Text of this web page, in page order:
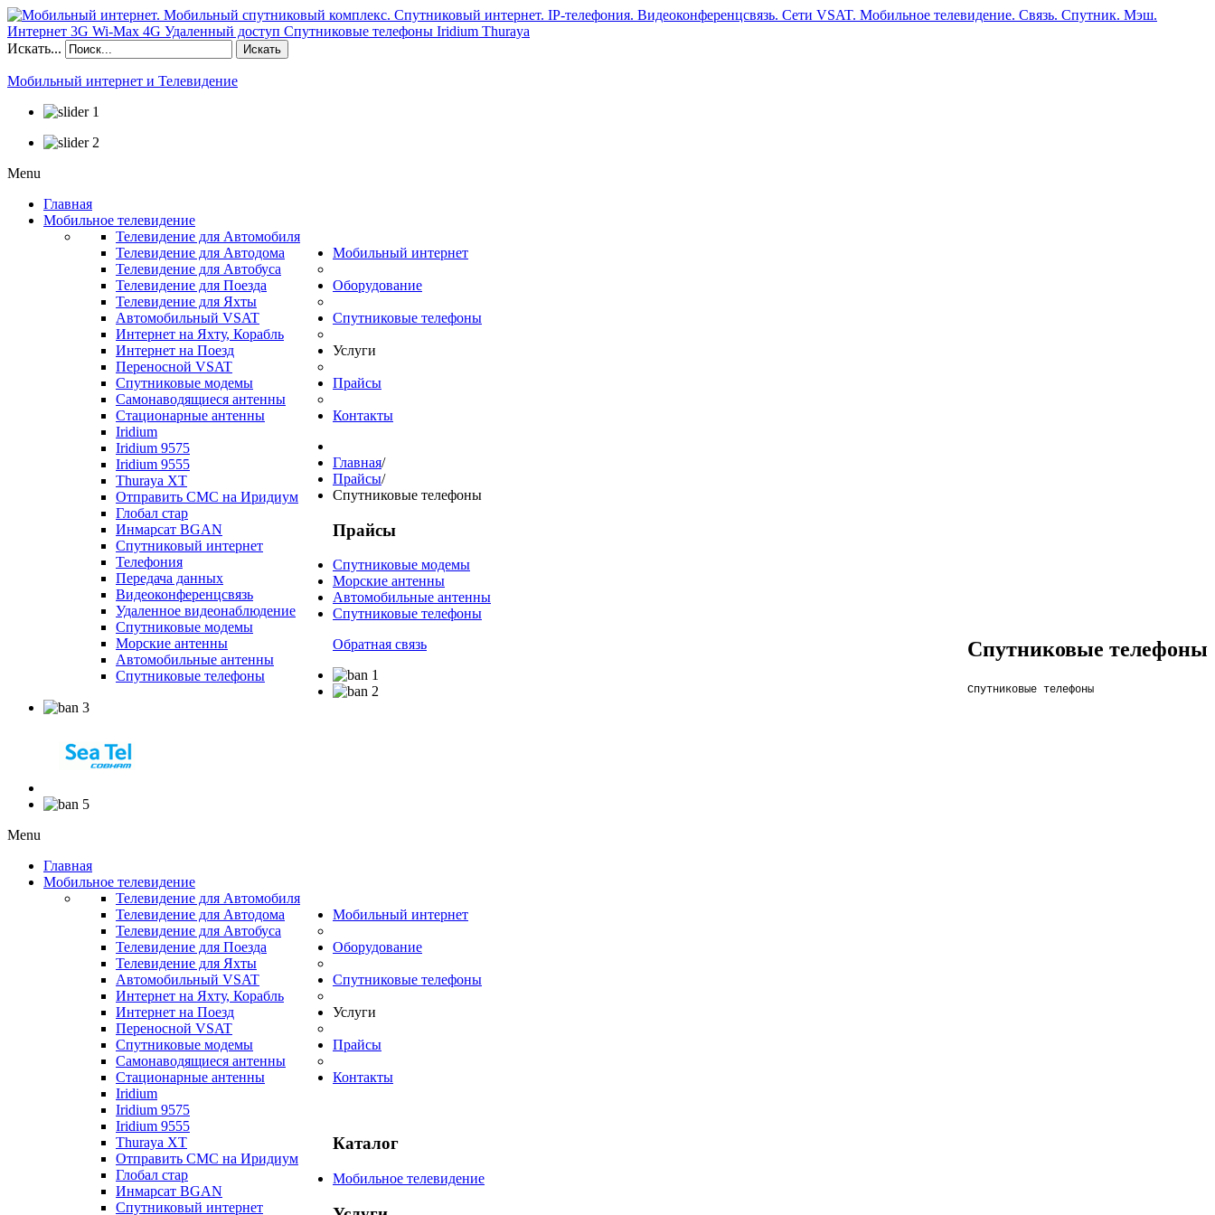
Искать... Искать
Мобильный интернет и Телевидение
Menu
Главная
Мобильное телевидение
Телевидение для Автомобиля
Телевидение для Автодома
Телевидение для Автобуса
Телевидение для Поезда
Телевидение для Яхты
Мобильный интернет
Автомобильный VSAT
Интернет на Яхту, Корабль
Интернет на Поезд
Переносной VSAT
Оборудование
Спутниковые модемы
Самонаводящиеся антенны
Стационарные антенны
Спутниковые телефоны
Iridium
Iridium 9575
Iridium 9555
Thuraya XT
Отправить СМС на Иридиум
Глобал стар
Инмарсат BGAN
Услуги
Спутниковый интернет
Телефония
Передача данных
Видеоконференцсвязь
Удаленное видеонаблюдение
Прайсы
Спутниковые модемы
Морские антенны
Автомобильные антенны
Спутниковые телефоны
Контакты
Главная/
Прайсы/
Спутниковые телефоны
Спутниковые телефоны
Спутниковые телефоны
Прайсы
Спутниковые модемы
Морские антенны
Автомобильные антенны
Спутниковые телефоны
Обратная связь
Menu
Главная
Мобильное телевидение
Телевидение для Автомобиля
Телевидение для Автодома
Телевидение для Автобуса
Телевидение для Поезда
Телевидение для Яхты
Мобильный интернет
Автомобильный VSAT
Интернет на Яхту, Корабль
Интернет на Поезд
Переносной VSAT
Оборудование
Спутниковые модемы
Самонаводящиеся антенны
Стационарные антенны
Спутниковые телефоны
Iridium
Iridium 9575
Iridium 9555
Thuraya XT
Отправить СМС на Иридиум
Глобал стар
Инмарсат BGAN
Услуги
Спутниковый интернет
Прайсы
Контакты
Каталог
Мобильное телевидение